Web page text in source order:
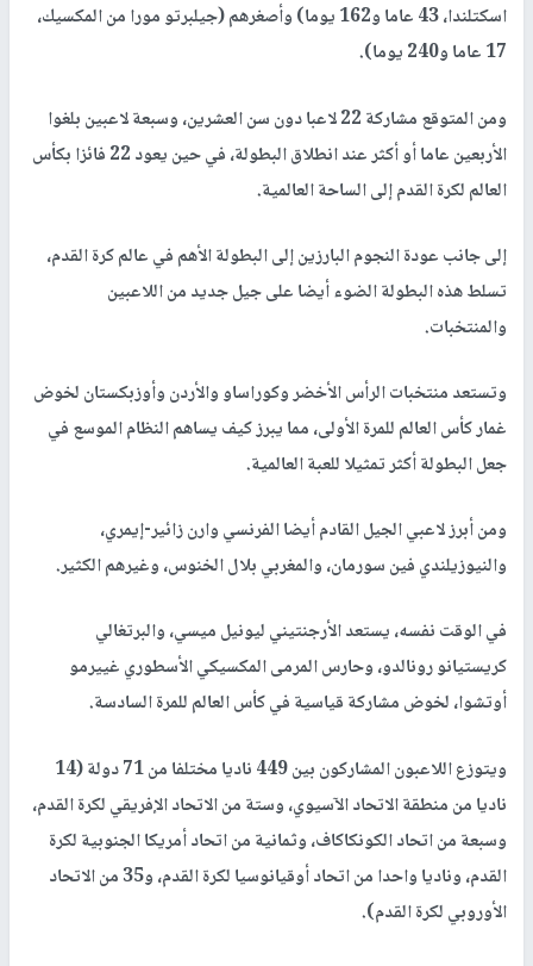
اسكتلندا، 43 عاما و162 يوما) وأصغرهم (جيلبرتو مورا من المكسيك،
17 عاما و240 يوما).
ومن المتوقع مشاركة 22 لاعبا دون سن العشرين، وسبعة لاعبين بلغوا
الأربعين عاما أو أكثر عند انطلاق البطولة، في حين يعود 22 فائزا بكأس
العالم لكرة القدم إلى الساحة العالمية.
إلى جانب عودة النجوم البارزين إلى البطولة الأهم في عالم كرة القدم،
تسلط هذه البطولة الضوء أيضا على جيل جديد من اللاعبين
والمنتخبات.
وتستعد منتخبات الرأس الأخضر وكوراساو والأردن وأوزبكستان لخوض
غمار كأس العالم للمرة الأولى، مما يبرز كيف يساهم النظام الموسع في
جعل البطولة أكثر تمثيلا للعبة العالمية.
ومن أبرز لاعبي الجيل القادم أيضا الفرنسي وارن زائير-إيمري،
والنيوزيلندي فين سورمان، والمغربي بلال الخنوس، وغيرهم الكثير.
في الوقت نفسه، يستعد الأرجنتيني ليونيل ميسي، والبرتغالي
كريستيانو رونالدو، وحارس المرمى المكسيكي الأسطوري غييرمو
أوتشوا، لخوض مشاركة قياسية في كأس العالم للمرة السادسة.
ويتوزع اللاعبون المشاركون بين 449 ناديا مختلفا من 71 دولة (14
ناديا من منطقة الاتحاد الآسيوي، وستة من الاتحاد الإفريقي لكرة القدم،
وسبعة من اتحاد الكونكاكاف، وثمانية من اتحاد أمريكا الجنوبية لكرة
القدم، وناديا واحدا من اتحاد أوقيانوسيا لكرة القدم، و35 من الاتحاد
الأوروبي لكرة القدم).